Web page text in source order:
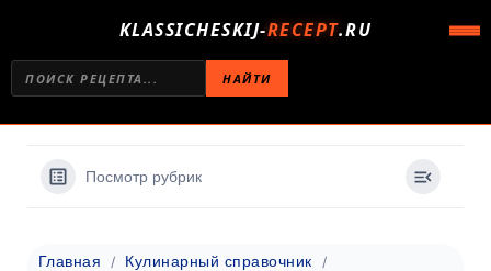
KLASSICHESKIJ-RECEPT.RU
НАЙТИ
Посмотр рубрик
Главная
Кулинарный справочник